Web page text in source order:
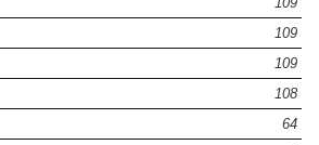
109
109
108
64